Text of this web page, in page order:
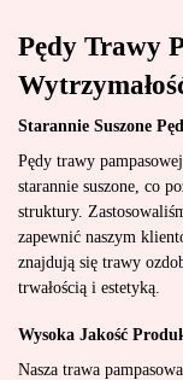
Pędy Trawy
Starannie Suszone
Pędy trawy
starannie suszone, co
struktury.
zapewnić naszym
znajdują się trawy
trwałością i estetyką.
Wysoka Jakość
Nasza trawa